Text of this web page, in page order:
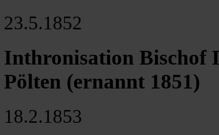
23.5.1852
Inthronisation Bischof
Pölten (ernannt 1851)
18.2.1853